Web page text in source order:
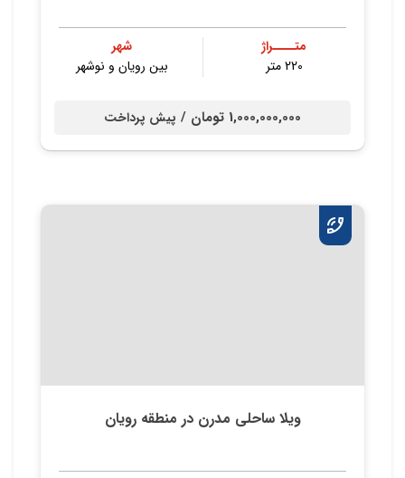
متــــراژ
220 متر
شهر
بین رویان و نوشهر
1,000,000,000 تومان / پیش پرداخت
ویلا ساحلی مدرن در منطقه رویان